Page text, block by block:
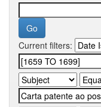
Current filters: